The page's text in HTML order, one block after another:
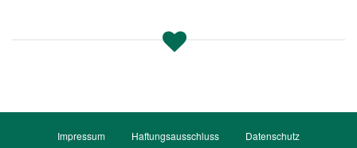
Impressum Haftungsausschluss Datenschutz